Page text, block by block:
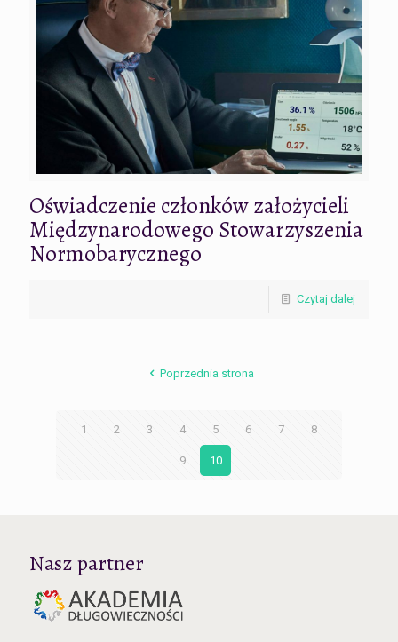
Oświadczenie członków założycieli
Międzynarodowego Stowarzyszenia
Normobarycznego
Czytaj dalej
Poprzednia strona
1 2 3 4 5 6 7 8
9 10
Nasz partner